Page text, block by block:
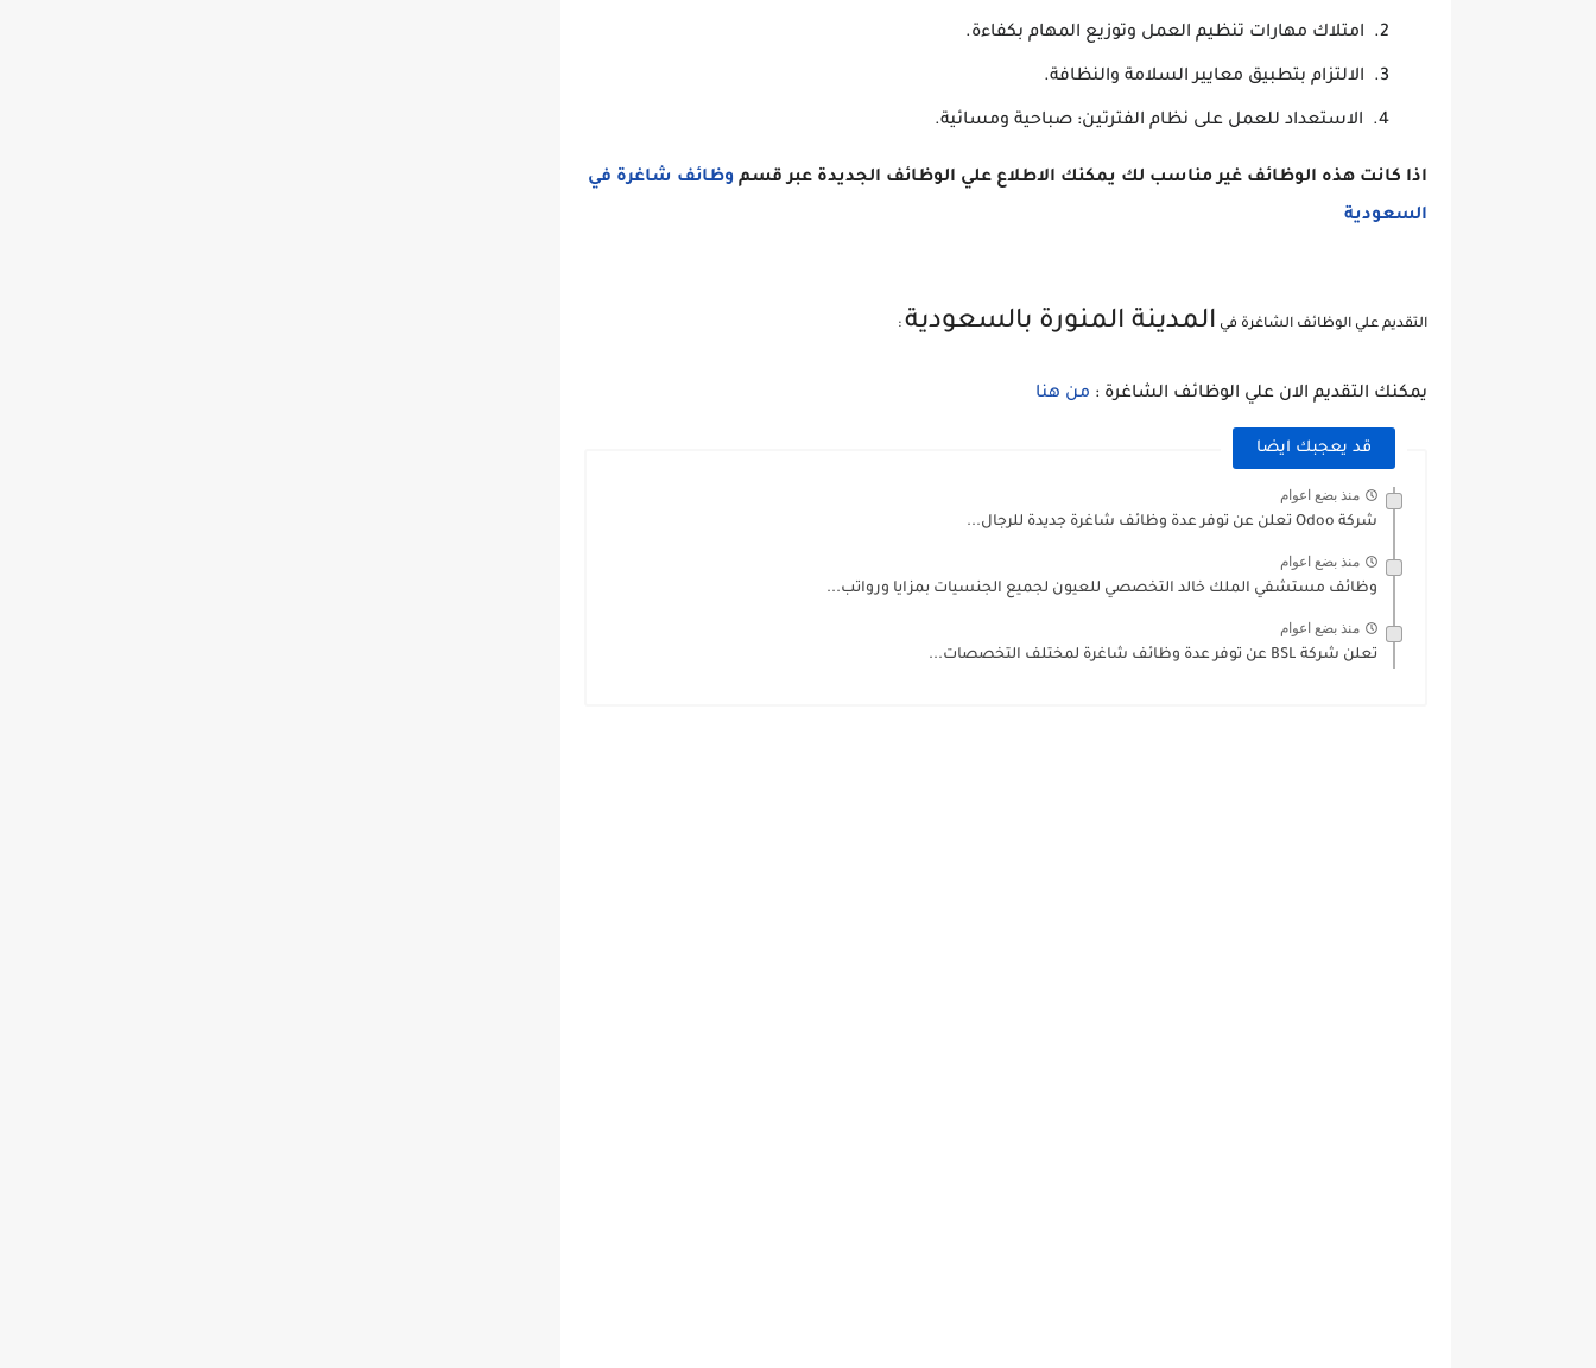
امتلاك مهارات تنظيم العمل وتوزيع المهام بكفاءة.
الالتزام بتطبيق معايير السلامة والنظافة.
الاستعداد للعمل على نظام الفترتين: صباحية ومسائية.
اذا كانت هذه الوظائف غير مناسب لك يمكنك الاطلاع علي الوظائف الجديدة عبر قسم وظائف شاغرة في
السعودية
التقديم علي الوظائف الشاغرة في المدينة المنورة بالسعودية :
يمكنك التقديم الان علي الوظائف الشاغرة : من هنا
قد يعجبك ايضا
منذ بضع اعوام
شركة Odoo تعلن عن توفر عدة وظائف شاغرة جديدة للرجال...
منذ بضع اعوام
وظائف مستشفي الملك خالد التخصصي للعيون لجميع الجنسيات بمزايا ورواتب...
منذ بضع اعوام
تعلن شركة BSL عن توفر عدة وظائف شاغرة لمختلف التخصصات...